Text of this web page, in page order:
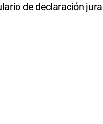
de declaración